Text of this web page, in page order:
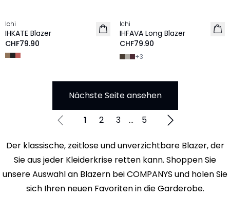
NEU
Ichi
IHKATE Blazer
CHF79.90
NEU
Ichi
IHFAVA Long Blazer
CHF79.90
+3
Nächste Seite ansehen
1 2 3 ... 5
Der klassische, zeitlose und unverzichtbare Blazer, der
Sie aus jeder Kleiderkrise retten kann. Shoppen Sie
unsere Auswahl an Blazern bei COMPANYS und holen Sie
sich Ihren neuen Favoriten in die Garderobe.